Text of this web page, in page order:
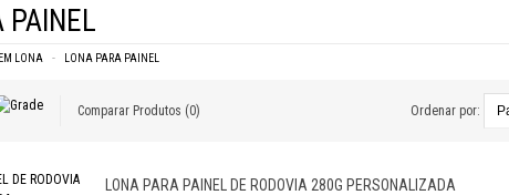
PAINEL
LONA LONA PARA PAINEL
Comparar Produtos (0) Ordenar por:
LONA PARA PAINEL DE RODOVIA 280G PERSONALIZADA